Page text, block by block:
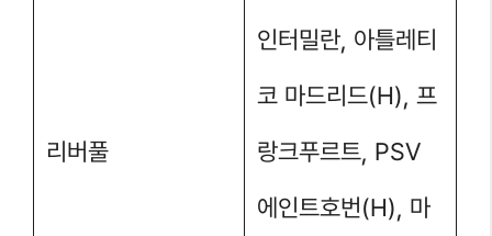
리버풀
인터밀란, 아틀레티
코 마드리드(H), 프
랑크푸르트, PSV
에인트호번(H), 마